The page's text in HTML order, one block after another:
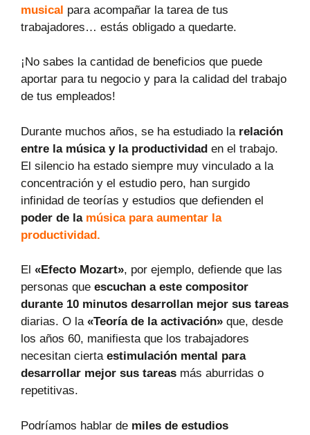
musical para acompañar la tarea de tus
trabajadores… estás obligado a quedarte.
¡No sabes la cantidad de beneficios que puede
aportar para tu negocio y para la calidad del trabajo
de tus empleados!
Durante muchos años, se ha estudiado la relación
entre la música y la productividad en el trabajo.
El silencio ha estado siempre muy vinculado a la
concentración y el estudio pero, han surgido
infinidad de teorías y estudios que defienden el
poder de la música para aumentar la
productividad.
El «Efecto Mozart», por ejemplo, defiende que las
personas que escuchan a este compositor
durante 10 minutos desarrollan mejor sus tareas
diarias. O la «Teoría de la activación» que, desde
los años 60, manifiesta que los trabajadores
necesitan cierta estimulación mental para
desarrollar mejor sus tareas más aburridas o
repetitivas.
Podríamos hablar de miles de estudios